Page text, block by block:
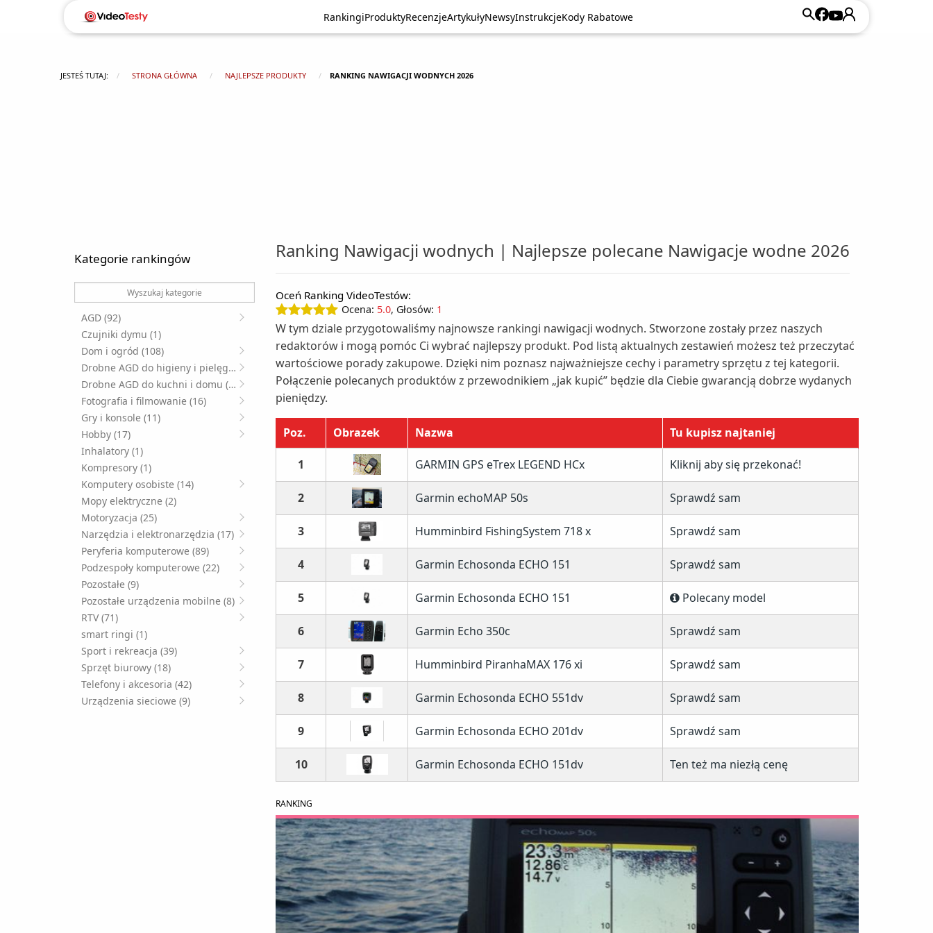
RankingiProduktyRecenzjeArtykułyNewsyInstrukcjeKody Rabatowe
RankingiProduktyRecenzjeArtykułyNewsyInstrukcjeKody Rabatowe
JESTEŚ TUTAJ: STRONA GŁÓWNA NAJLEPSZE PRODUKTY RANKING NAWIGACJI WODNYCH 2026
Kategorie rankingów
AGD (92)
Czujniki dymu (1)
Dom i ogród (108)
Drobne AGD do higieny i pielęgnacji (49)
Drobne AGD do kuchni i domu (125)
Fotografia i filmowanie (16)
Gry i konsole (11)
Hobby (17)
Inhalatory (1)
Kompresory (1)
Komputery osobiste (14)
Mopy elektryczne (2)
Motoryzacja (25)
Narzędzia i elektronarzędzia (17)
Peryferia komputerowe (89)
Podzespoły komputerowe (22)
Pozostałe (9)
Pozostałe urządzenia mobilne (8)
RTV (71)
smart ringi (1)
Sport i rekreacja (39)
Sprzęt biurowy (18)
Telefony i akcesoria (42)
Urządzenia sieciowe (9)
Ranking Nawigacji wodnych | Najlepsze polecane Nawigacje wodne 2026
Oceń Ranking VideoTestów:
Ocena: 5.0, Głosów: 1
W tym dziale przygotowaliśmy najnowsze rankingi nawigacji wodnych. Stworzone zostały przez naszych
redaktorów i mogą pomóc Ci wybrać najlepszy produkt. Pod listą aktualnych zestawień możesz też przeczytać
wartościowe porady zakupowe. Dzięki nim poznasz najważniejsze cechy i parametry sprzętu z tej kategorii.
Połączenie polecanych produktów z przewodnikiem „jak kupić” będzie dla Ciebie gwarancją dobrze wydanych
pieniędzy.
Poz. Obrazek Nazwa Tu kupisz najtaniej
1 GARMIN GPS eTrex LEGEND HCx Kliknij aby się przekonać!
2 Garmin echoMAP 50s Sprawdź sam
3 Humminbird FishingSystem 718 x Sprawdź sam
4 Garmin Echosonda ECHO 151 Sprawdź sam
5 Garmin Echosonda ECHO 151 Polecany model
6 Garmin Echo 350c Sprawdź sam
7 Humminbird PiranhaMAX 176 xi Sprawdź sam
8 Garmin Echosonda ECHO 551dv Sprawdź sam
9 Garmin Echosonda ECHO 201dv Sprawdź sam
10 Garmin Echosonda ECHO 151dv Ten też ma niezłą cenę
RANKING